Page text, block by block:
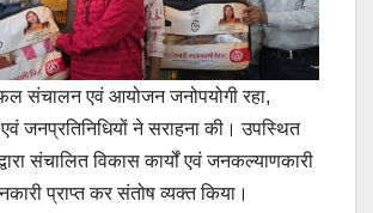
संचालन एवं आयोजन जनोपयोगी रहा,
जनप्रतिनिधियों ने सराहना की। उपस्थित
संचालित विकास कार्यों एवं जनकल्याणकारी
प्राप्त कर संतोष व्यक्त किया।